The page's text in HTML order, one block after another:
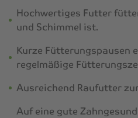
Hochwertiges Futter
und Schimmel ist.
Kurze Fütterungspausen
regelmäßige
Ausreichend Raufutter
Auf eine gute